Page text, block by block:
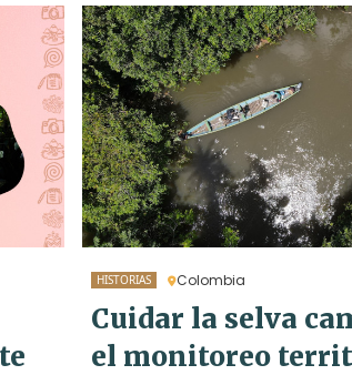
HISTORIAS Colombia
Cuidar la selva
el monitoreo